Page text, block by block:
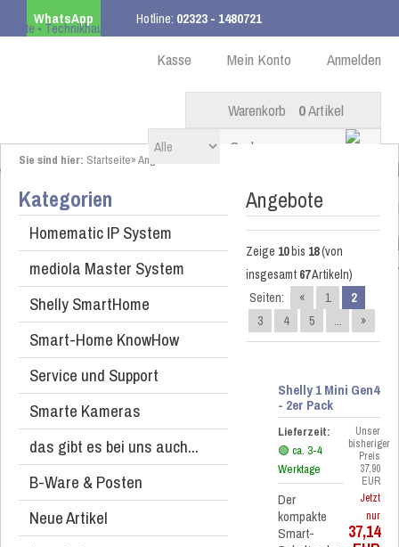
WhatsApp Hotline: 02323 - 1480721
ab 99,00 € innerhalb DE Anmelden
Mein Konto
Kasse
Warenkorb 0Artikel
Sie sind hier: Startseite»Angebote
Kategorien
Homematic IP System
mediola Master System
Shelly SmartHome
Smart-Home KnowHow
Service und Support
Smarte Kameras
das gibt es bei uns auch...
B-Ware & Posten
Neue Artikel
Angebote
Zeige 10bis 18(von
insgesamt 67Artikeln)
Seiten:
« 1
2
3
4 5 ... »
Shelly 1 Mini Gen4
- 2er Pack
Lieferzeit:
🟢 ca. 3-4
Werktage
Der
kompakte
Smart-
Unser
bisheriger
Preis
37,90
EUR
Jetzt
nur
37,14